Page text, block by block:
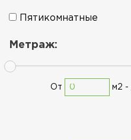
Пятикомнатные
Метраж:
От м2 -